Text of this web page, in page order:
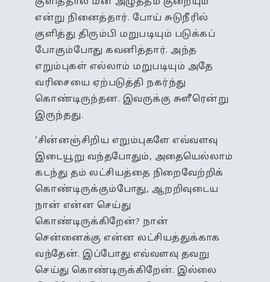
என்று நினைத்தார். போய் சுடுநீரில்
குளித்து திரும்பி மறுபடியும் படுக்கப்
போகும்போது கவனித்தார். அந்த
எறும்புகள் எல்லாம் மறுபடியும் அதே
வரிசையை ஏற்படுத்தி நகர்ந்து
கொண்டிருந்தன. இவருக்கு சுளீரென்று
இருந்தது.
‘சின்னஞ்சிறிய எறும்புகளே எவ்வளவு
இடையூறு வந்தபோதும், அதையெல்லாம்
கடந்து தம் லட்சியத்தை நிறைவேற்றிக்
கொண்டிருக்கும்போது, ஆறறிவுடைய
நான் என்ன செய்து
கொண்டிருக்கிறேன்? நான்
சென்னைக்கு என்ன லட்சியத்துக்காக
வந்தேன். இப்போது எவ்வளவு தவறு
செய்து கொண்டிருக்கிறேன். இல்லை